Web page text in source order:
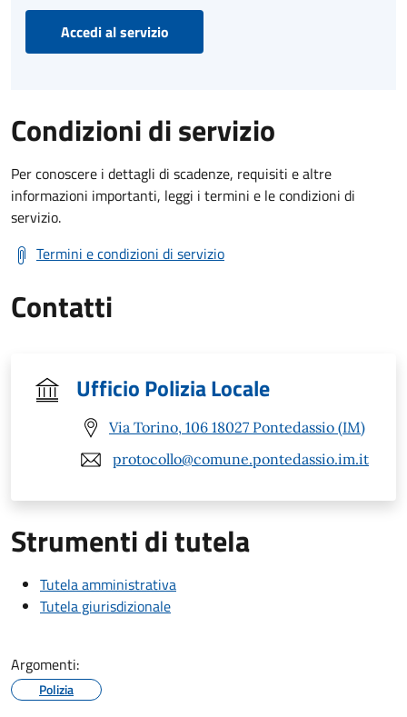
Accedi al servizio
Condizioni di servizio
Per conoscere i dettagli di scadenze, requisiti e altre
informazioni importanti, leggi i termini e le condizioni di
servizio.
Termini e condizioni di servizio
Contatti
Ufficio Polizia Locale
Via Torino, 106 18027 Pontedassio (IM)
protocollo@comune.pontedassio.im.it
Strumenti di tutela
Tutela amministrativa
Tutela giurisdizionale
Argomenti:
Polizia